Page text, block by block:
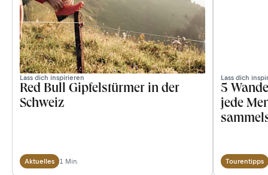
Lass dich inspirieren
Red Bull Gipfelstürmer in der
Lass dich
5
jede